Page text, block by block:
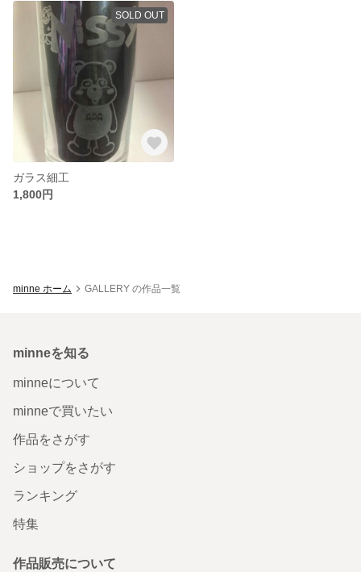
SOLD OUT
ガラス細工
1,800円
minne ホーム GALLERY の作品一覧
minneを知る
minneについて
minneで買いたい
作品をさがす
ショップをさがす
ランキング
特集
作品販売について